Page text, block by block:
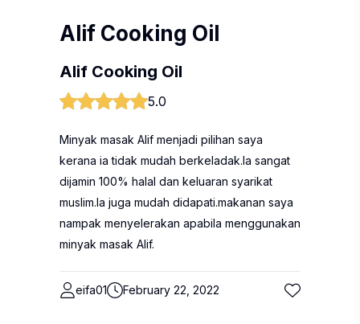
Alif Cooking Oil
Alif Cooking Oil
5.0
Minyak masak Alif menjadi pilihan saya
kerana ia tidak mudah berkeladak.Ia sangat
dijamin 100% halal dan keluaran syarikat
muslim.Ia juga mudah didapati.makanan saya
nampak menyelerakan apabila menggunakan
minyak masak Alif.
eifa01 February 22, 2022